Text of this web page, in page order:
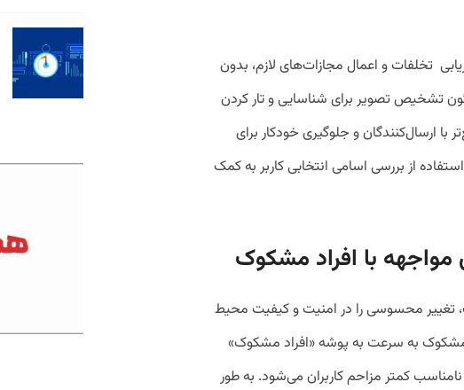
تخلفات و اعمال مجازات‌های لازم، بدون
تشخیص تصویر برای شناسایی و تار کردن
با ارسال‌کنندگان و جلوگیری خودکار برای
از بررسی اسامی انتخابی کاربر به کمک
مواجهه با افراد مشکوک
تغییر محسوسی را در امنیت و کیفیت محیط
مشکوک به سرعت به پوشه «افراد مشکوک»
کمتر مزاحم کاربران می‌شود. به طور